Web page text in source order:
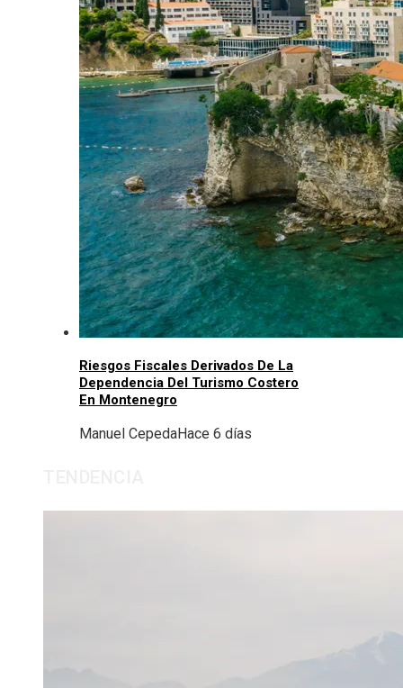
Riesgos Fiscales Derivados De La
Dependencia Del Turismo Costero
En Montenegro
Manuel CepedaHace 6 días